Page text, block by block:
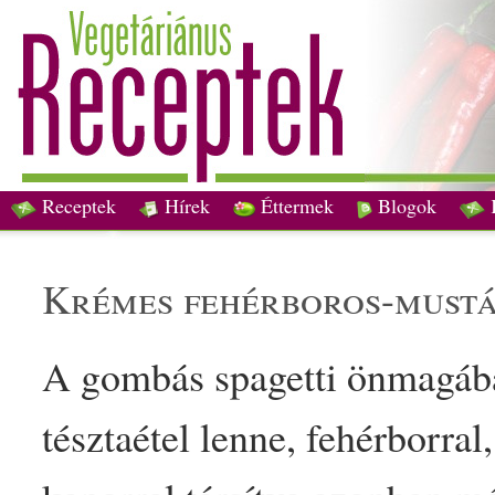
Receptek Hírek Éttermek Blogok
krémes fehérboros-
A gombás spagetti önmag
tésztaétel lenne, fehérbor